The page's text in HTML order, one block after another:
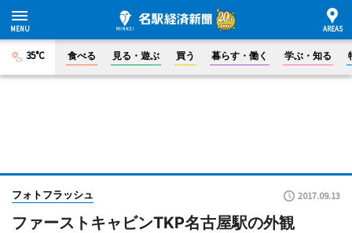
35°C 食べる 見る・遊ぶ 買う 暮らす・働く 学ぶ・知る
フォトフラッシュ 2017.09.13
ファーストキャビンTKP名古屋駅の外観